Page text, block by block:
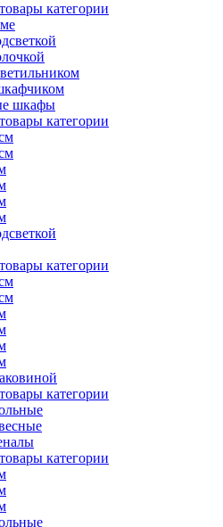
категории
шкафы
категории
категории
категории
категории